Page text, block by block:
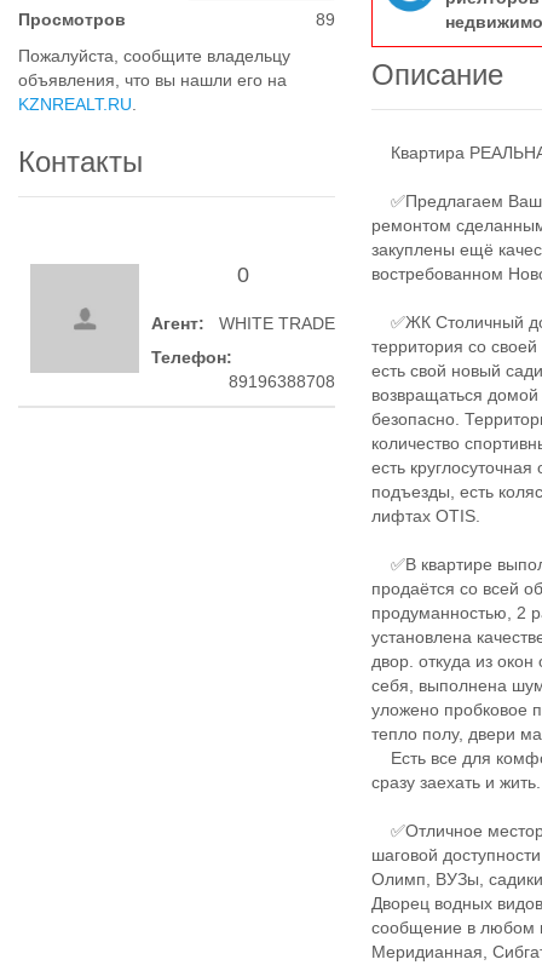
Просмотров
89
Пожалуйста, сообщите владельцу
объявления, что вы нашли его на
KZNREALT.RU
Контакты
0
Агент:
WHITE TRADE
Телефон:
89196388708
Описание
Квартира
✅Предлагаем
ремонтом
закуплены ещё
востребованном
✅ЖК Столичный
территория со
есть свой новый
возвращаться
безопасно.
количество
есть
подъезды, есть
лифтах OTIS.
✅В квартире
продаётся со всей
продуманностью, 2
установлена
двор. откуда из
себя, выполнена
уложено пробковое
тепло полу, двери
Есть все для
сразу заехать и жить.
✅Отличное
шаговой
Олимп, ВУЗы,
Дворец водных
сообщение в любом
Меридианная,